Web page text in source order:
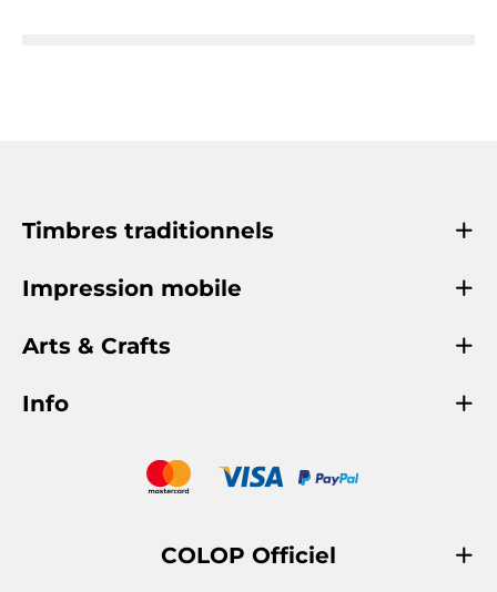
Timbres traditionnels
Impression mobile
Arts & Crafts
Info
COLOP Officiel